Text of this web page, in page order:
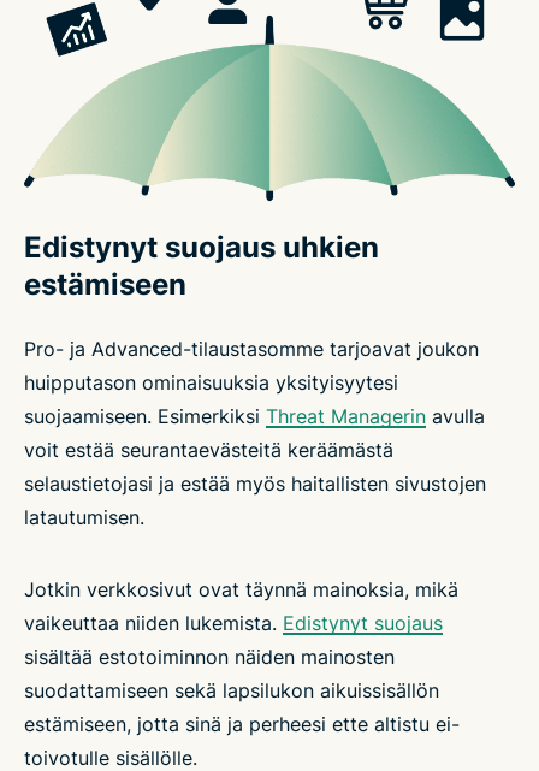
Edistynyt suojaus uhkien
estämiseen
Pro- ja Advanced-tilaustasomme tarjoavat joukon
huipputason ominaisuuksia yksityisyytesi
suojaamiseen. Esimerkiksi Threat Managerin avulla
voit estää seurantaevästeitä keräämästä
selaustietojasi ja estää myös haitallisten sivustojen
latautumisen.
Jotkin verkkosivut ovat täynnä mainoksia, mikä
vaikeuttaa niiden lukemista. Edistynyt suojaus
sisältää estotoiminnon näiden mainosten
suodattamiseen sekä lapsilukon aikuissisällön
estämiseen, jotta sinä ja perheesi ette altistu ei-
toivotulle sisällölle.